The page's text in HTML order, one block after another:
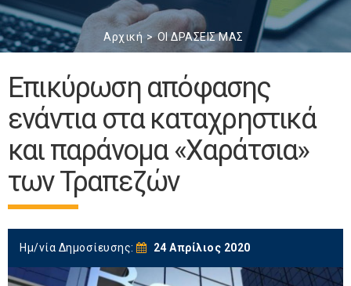
Αρχική ΟΙ ΔΡΑΣΕΙΣ ΜΑΣ
Επικύρωση απόφασης
ενάντια στα καταχρηστικά
και παράνομα «Χαράτσια»
των Τραπεζών
Ημ/νία Δημοσίευσης: 24 Απρίλιος 2020